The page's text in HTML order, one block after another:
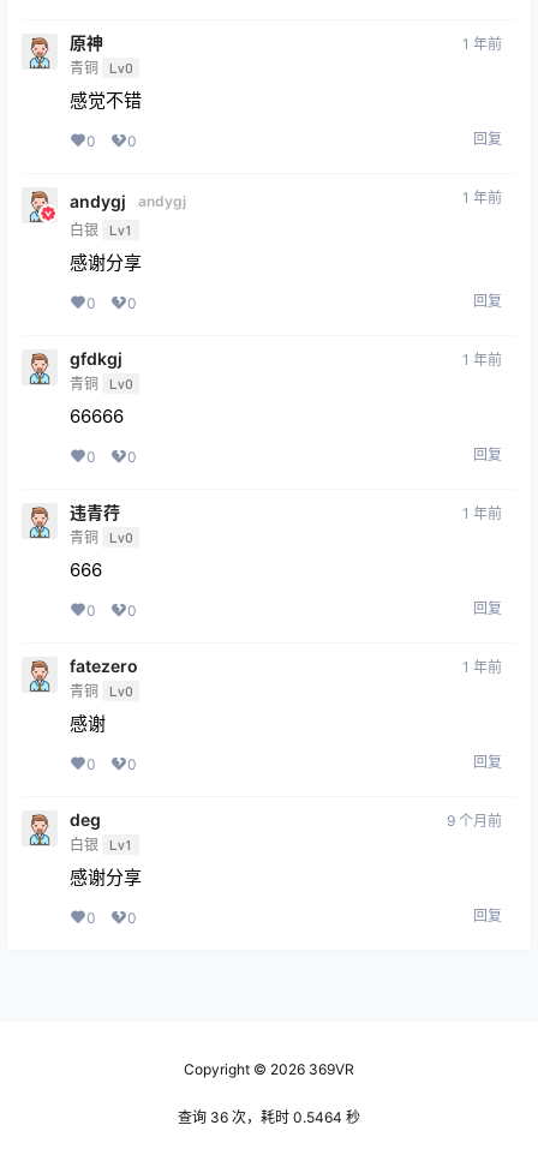
0 回复
andygj
andygj
白银
Lv1
gfdkgj
青铜 Lv0
0 回复
违青荇
青铜 Lv0
0 回复
fatezero
青铜 Lv0
0 0 回复
deg
白银 Lv1
0 回复
Copyright © 2026 369VR
查询 36 次，耗时 0.5464 秒